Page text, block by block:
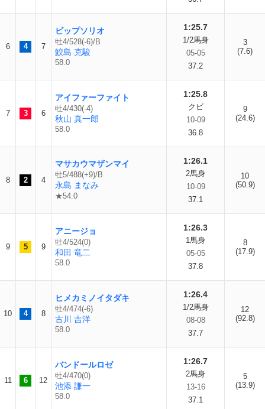
6 4 7
ビップソリオ
牡4/528(-6)/B
鮫島 克駿
58.0
1:25.7
1/2馬身
05-05
37.2
3
(7.6)
7 3 6
アイファーファイト
牡4/430(-4)
秋山 真一郎
58.0
1:25.8
クビ
10-09
36.8
9
(24.6)
8 2 4
マサカウマザンマイ
牡5/488(+9)/B
永島 まなみ
★54.0
1:26.1
2馬身
10-09
37.1
10
(50.9)
9 5 9
アニージョ
牡4/524(0)
和田 竜二
58.0
1:26.3
1馬身
05-05
37.8
8
(17.9)
10 4 8
ヒメカミノイタダキ
牡4/474(-6)
古川 吉洋
58.0
1:26.4
1/2馬身
08-08
37.7
12
(92.8)
11 6 12
バンドールロゼ
牡4/470(0)
池添 謙一
58.0
1:26.7
2馬身
13-16
37.1
5
(13.9)